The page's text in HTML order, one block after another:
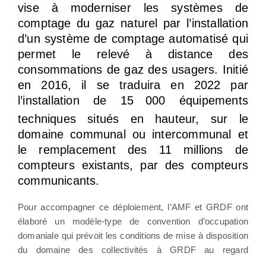
vise à moderniser les systèmes de
comptage du gaz naturel par l’installation
d’un système de comptage automatisé qui
permet le relevé à distance des
consommations de gaz des usagers. Initié
en 2016, il se traduira en 2022 par
l’installation de 15
000 équipements
techniques situés en hauteur, sur le
domaine communal ou intercommunal et
le remplacement des 11 millions de
compteurs existants, par des compteurs
communicants.
Pour accompagner ce déploiement, l’AMF et GRDF ont
élaboré un modèle-type de convention d’occupation
domaniale qui prévoit les conditions de mise à disposition
du domaine des collectivités à GRDF au regard